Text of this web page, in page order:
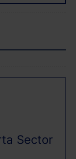
utilizaremos
Sector